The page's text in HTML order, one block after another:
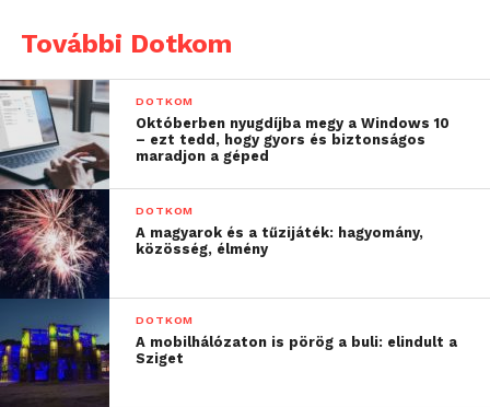
megvásárolni,
ugyanakkor nagyon
könnyű elveszíteni”
–mondta Jeanne Bliss, a Customer Bliss nevű
cég alapítója.
„Ahogy a mostani
felmérésünk is mutatja, a
fogyasztók azokat a
márkákat részesítik
További Dotkom
DOTKOM
Októberben nyugdíjba megy a Windows 10
– ezt tedd, hogy gyors és biztonságos
maradjon a géped
DOTKOM
A magyarok és a tűzijáték: hagyomány,
közösség, élmény
DOTKOM
A mobilhálózaton is pörög a buli: elindult a
Sziget